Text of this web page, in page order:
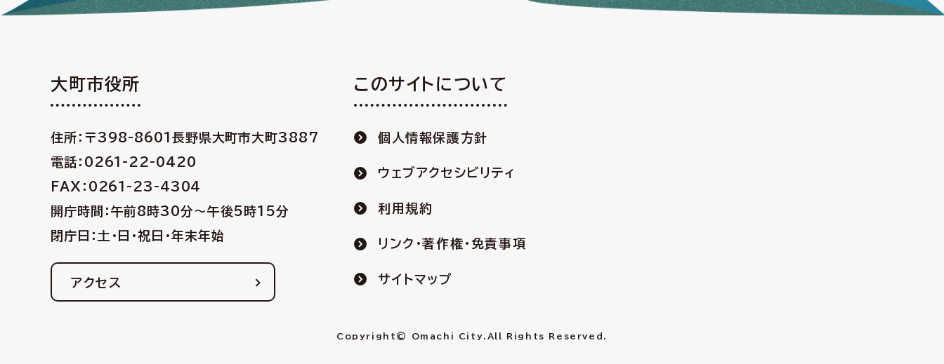
大町市役所
住所：〒398-8601 長野県大町市大町3887
電話：0261-22-0420
FAX：0261-23-4304
開庁時間：午前8時30分〜午後5時15分
閉庁日：土・日・祝日・年末年始
アクセス
このサイトについて
個人情報保護方針
ウェブアクセシビリティ
利用規約
リンク・著作権・免責事項
サイトマップ
Copyright© Omachi City. All Rights Reserved.